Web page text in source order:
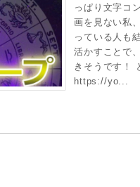
っぱり文字コ
画を見ない私
っている人も
活かすことで
きそうです！
https://yo...